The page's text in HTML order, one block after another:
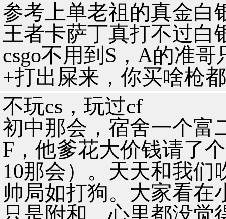
参考上单老祖的真金白
王者卡萨丁真打不过白
csgo不用到S，A的准
+打出屎来，你买啥枪
不玩cs，玩过cf
初中那会，宿舍一个富
F，他爹花大价钱请了
10那会）。天天和我
帅局如打狗。大家看在